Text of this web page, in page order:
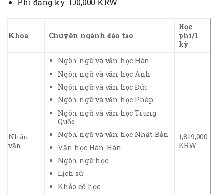
Khoa Chuyên ngành đào tạo
Học
phí/1
kỳ
Nhân
văn
Ngôn ngữ và văn học Hàn
Ngôn ngữ và văn học Anh
Ngôn ngữ và văn học Đức
Ngôn ngữ và văn học Pháp
Ngôn ngữ và văn học Trung
Quốc
Ngôn ngữ và văn học Nhật Bản
Văn học Hán-Hàn
Ngôn ngữ học
Lịch sử
Khảo cổ học
1,819,000
KRW